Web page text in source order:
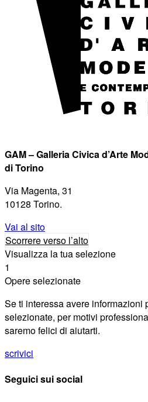
GAM – Galleria Civica d’Arte
di Torino
Via Magenta, 31
10128 Torino.
Vai al sito
Scorrere verso l’alto
Visualizza la tua selezione
1
Opere selezionate
Se ti interessa avere informazioni
selezionate, per motivi
saremo felici di aiutarti.
scrivici
Seguici sui social